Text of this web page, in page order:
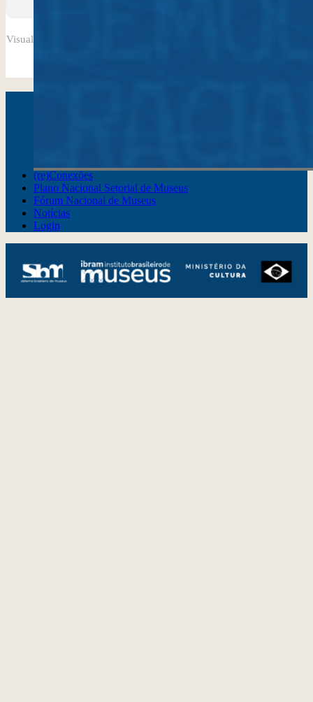
Visualizando tópico 1 (de 1 do total)
(re)Conexões
Plano Nacional Setorial de Museus
Fórum Nacional de Museus
Notícias
Login